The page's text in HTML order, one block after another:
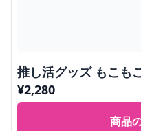
推し活グッズ もこも
¥2,280
商品